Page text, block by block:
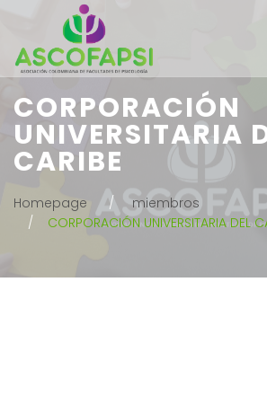
CORPORACIÓN
UNIVERSITARIA
CARIBE
Homepage
miembros
CORPORACIÓN UNIVERSITARIA DEL